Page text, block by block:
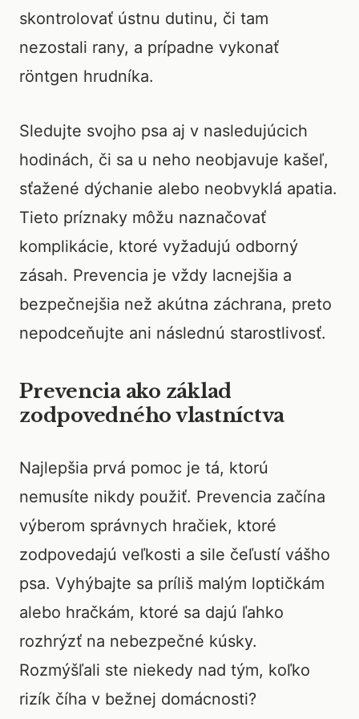
skontrolovať ústnu dutinu, či tam
nezostali rany, a prípadne vykonať
röntgen hrudníka.
Sledujte svojho psa aj v nasledujúcich
hodinách, či sa u neho neobjavuje kašeľ,
sťažené dýchanie alebo neobvyklá apatia.
Tieto príznaky môžu naznačovať
komplikácie, ktoré vyžadujú odborný
zásah. Prevencia je vždy lacnejšia a
bezpečnejšia než akútna záchrana, preto
nepodceňujte ani následnú starostlivosť.
Prevencia ako základ
zodpovedného vlastníctva
Najlepšia prvá pomoc je tá, ktorú
nemusíte nikdy použiť. Prevencia začína
výberom správnych hračiek, ktoré
zodpovedajú veľkosti a sile čeľustí vášho
psa. Vyhýbajte sa príliš malým loptičkám
alebo hračkám, ktoré sa dajú ľahko
rozhrýzť na nebezpečné kúsky.
Rozmýšľali ste niekedy nad tým, koľko
rizík číha v bežnej domácnosti?